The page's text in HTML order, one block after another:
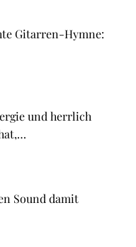
Gitarren-Hymne:
und herrlich
Sound damit